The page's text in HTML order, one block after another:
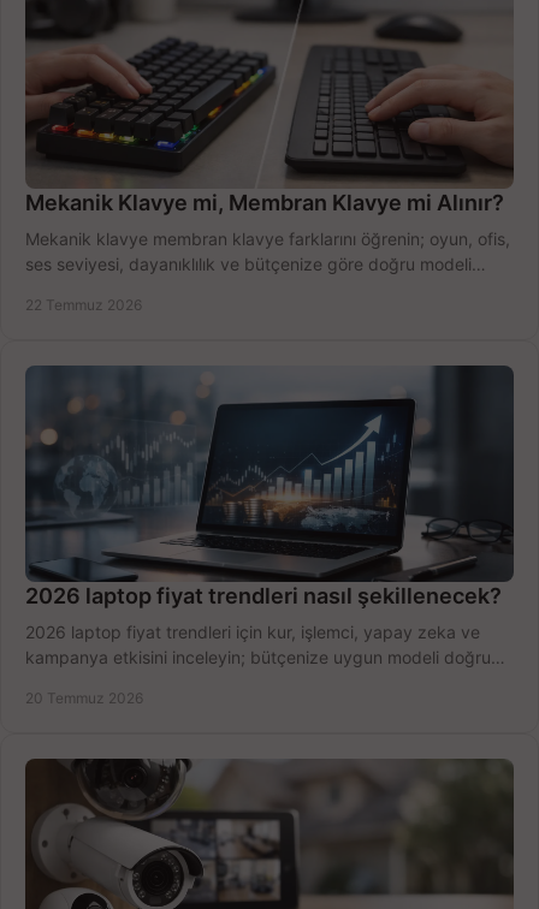
Mekanik Klavye mi, Membran Klavye mi Alınır?
Mekanik klavye membran klavye farklarını öğrenin; oyun, ofis,
ses seviyesi, dayanıklılık ve bütçenize göre doğru modeli
22 Temmuz 2026
2026 laptop fiyat trendleri nasıl şekillenecek?
2026 laptop fiyat trendleri için kur, işlemci, yapay zeka ve
kampanya etkisini inceleyin; bütçenize uygun modeli doğru
20 Temmuz 2026